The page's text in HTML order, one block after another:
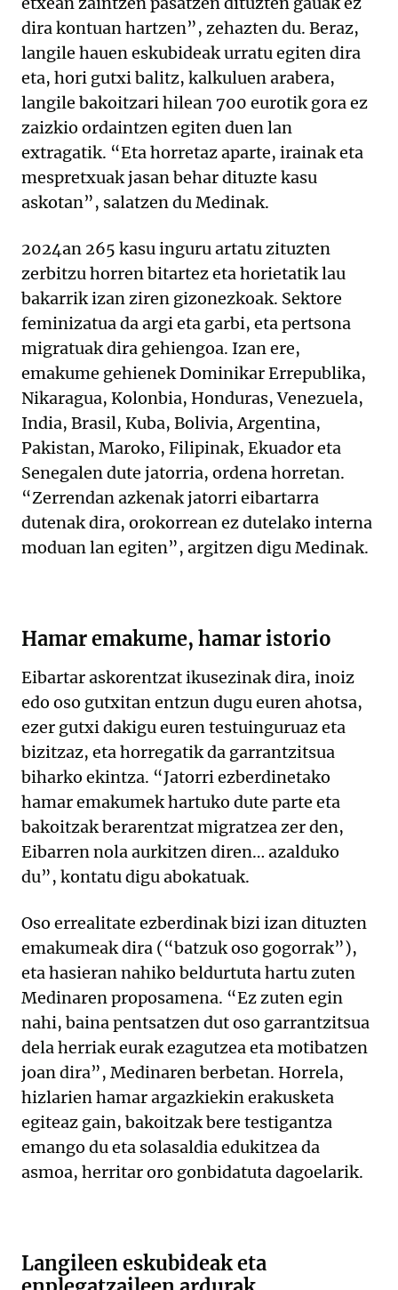
dira kontuan hartzen”, zehazten du. Beraz,
langile hauen eskubideak urratu egiten dira
eta, hori gutxi balitz, kalkuluen arabera,
langile bakoitzari hilean 700 eurotik gora ez
zaizkio ordaintzen egiten duen lan
extragatik. “Eta horretaz aparte, irainak eta
mespretxuak jasan behar dituzte kasu
askotan”, salatzen du Medinak.
2024an 265 kasu inguru artatu zituzten
zerbitzu horren bitartez eta horietatik lau
bakarrik izan ziren gizonezkoak. Sektore
feminizatua da argi eta garbi, eta pertsona
migratuak dira gehiengoa. Izan ere,
emakume gehienek Dominikar Errepublika,
Nikaragua, Kolonbia, Honduras, Venezuela,
India, Brasil, Kuba, Bolivia, Argentina,
Pakistan, Maroko, Filipinak, Ekuador eta
Senegalen dute jatorria, ordena horretan.
“Zerrendan azkenak jatorri eibartarra
dutenak dira, orokorrean ez dutelako interna
moduan lan egiten”, argitzen digu Medinak.
Hamar emakume, hamar istorio
Eibartar askorentzat ikusezinak dira, inoiz
edo oso gutxitan entzun dugu euren ahotsa,
ezer gutxi dakigu euren testuinguruaz eta
bizitzaz, eta horregatik da garrantzitsua
biharko ekintza. “Jatorri ezberdinetako
hamar emakumek hartuko dute parte eta
bakoitzak berarentzat migratzea zer den,
Eibarren nola aurkitzen diren… azalduko
du”, kontatu digu abokatuak.
Oso errealitate ezberdinak bizi izan dituzten
emakumeak dira (“batzuk oso gogorrak”),
eta hasieran nahiko beldurtuta hartu zuten
Medinaren proposamena. “Ez zuten egin
nahi, baina pentsatzen dut oso garrantzitsua
dela herriak eurak ezagutzea eta motibatzen
joan dira”, Medinaren berbetan. Horrela,
hizlarien hamar argazkiekin erakusketa
egiteaz gain, bakoitzak bere testigantza
emango du eta solasaldia edukitzea da
asmoa, herritar oro gonbidatuta dagoelarik.
Langileen eskubideak eta